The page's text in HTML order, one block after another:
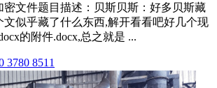
密文件题目描述：贝斯贝斯：好多贝斯藏
文似乎藏了什么东西,解开看看吧好几个现
的附件.docx,总之就是 ...
3780 8511